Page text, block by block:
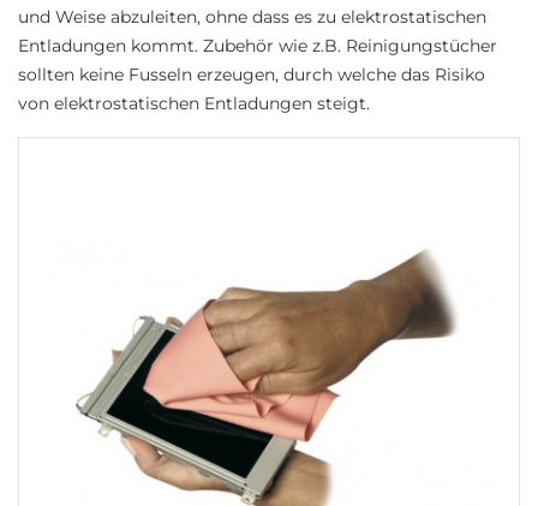
und Weise abzuleiten, ohne dass es zu elektrostatischen
Entladungen kommt. Zubehör wie z.B. Reinigungstücher
sollten keine Fusseln erzeugen, durch welche das Risiko
von elektrostatischen Entladungen steigt.